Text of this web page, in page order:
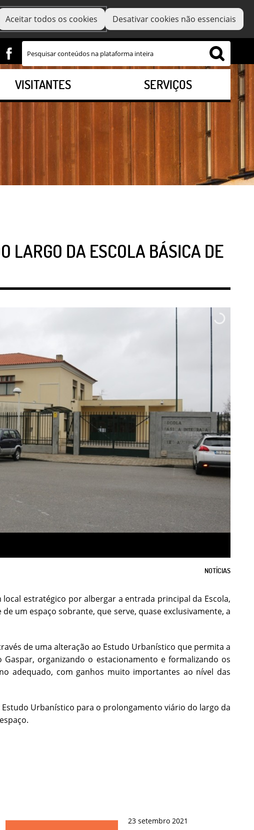
Aceitar todos os cookies Desativar cookies não essenciais
VISITANTES SERVIÇOS
LARGO DA ESCOLA BÁSICA DE
NOTÍCIAS
estratégico por albergar a entrada principal da Escola,
um espaço sobrante, que serve, quase exclusivamente, a
de uma alteração ao Estudo Urbanístico que permita a
organizando o estacionamento e formalizando os
adequado, com ganhos muito importantes ao nível das
Urbanístico para o prolongamento viário do largo da
23 setembro 2021